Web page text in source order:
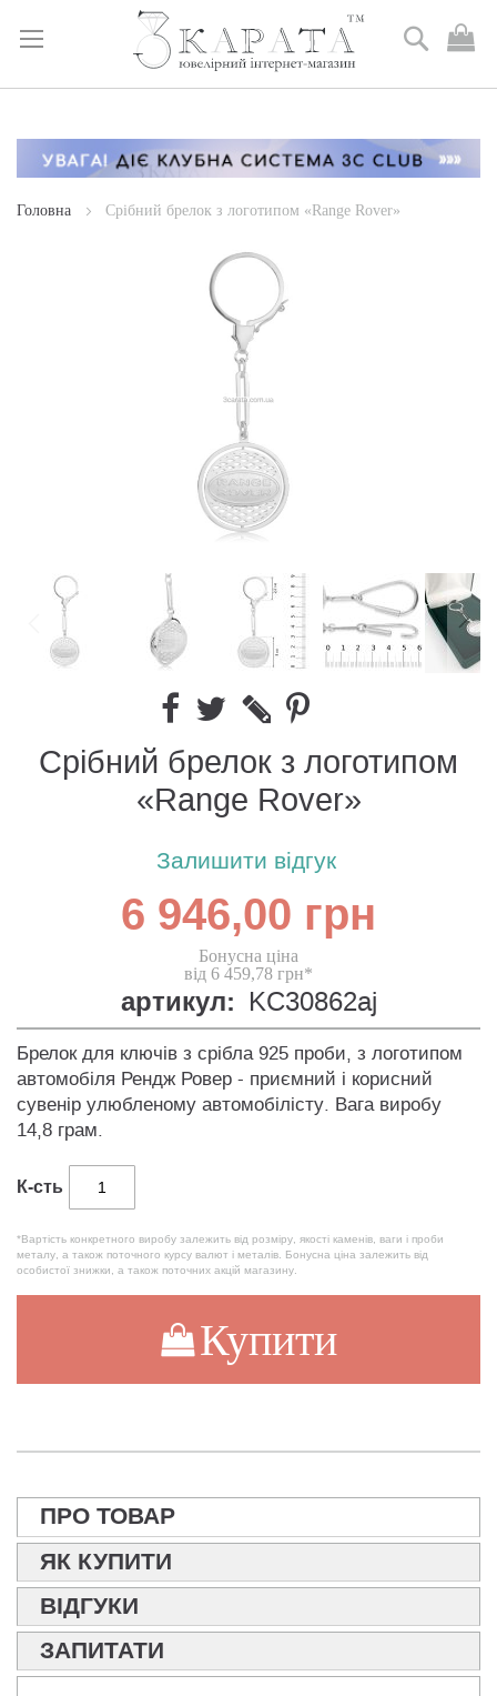
Skip
Content
Пошук
Головна Срібний брелок з логотипом «Range Rover»
Срібний брелок з логотипом
«Range Rover»
Залишити відгук
6 946,00 грн
Бонусна ціна
від 6 459,78 грн*
артикул: KC30862aj
Брелок для ключів з срібла 925 проби, з логотипом
автомобіля Рендж Ровер - приємний і корисний
сувенір улюбленому автомобілісту. Вага виробу
14,8 грам.
К-сть
*Вартість конкретного виробу залежить від розміру, якості каменів, ваги і проби
металу, а також поточного курсу валют і металів. Бонусна ціна залежить від
особистої знижки, а також поточних акцій магазину.
Купити
ПРО ТОВАР
ЯК КУПИТИ
ВІДГУКИ
ЗАПИТАТИ